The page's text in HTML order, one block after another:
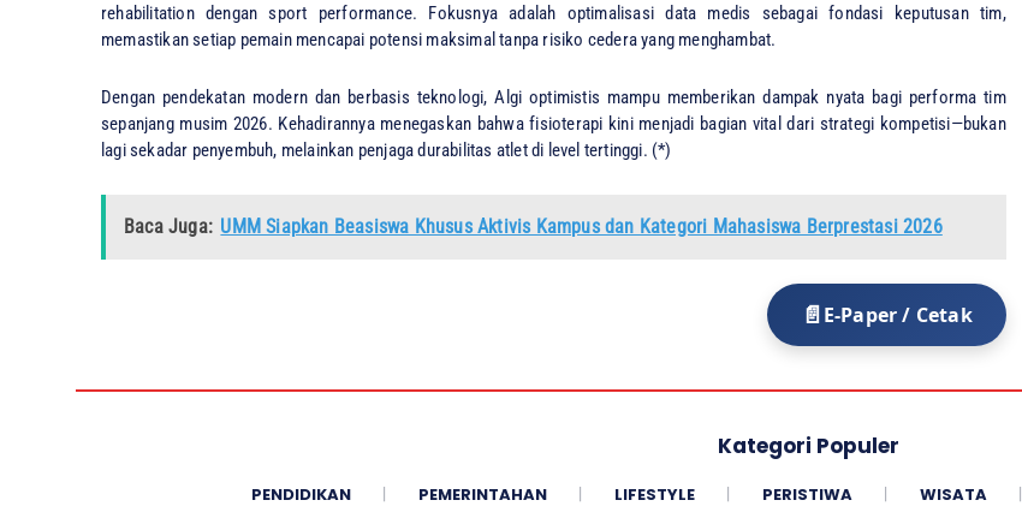
rehabilitation dengan sport performance. Fokusnya adalah optimalisasi data medis sebagai fondasi keputusan tim,
memastikan setiap pemain mencapai potensi maksimal tanpa risiko cedera yang menghambat.
​Dengan pendekatan modern dan berbasis teknologi, Algi optimistis mampu memberikan dampak nyata bagi performa tim
sepanjang musim 2026. Kehadirannya menegaskan bahwa fisioterapi kini menjadi bagian vital dari strategi kompetisi—bukan
lagi sekadar penyembuh, melainkan penjaga durabilitas atlet di level tertinggi. (*)
Baca Juga: UMM Siapkan Beasiswa Khusus Aktivis Kampus dan Kategori Mahasiswa Berprestasi 2026
E-Paper / Cetak
Kategori Populer
PENDIDIKAN PEMERINTAHAN LIFESTYLE PERISTIWA WISATA